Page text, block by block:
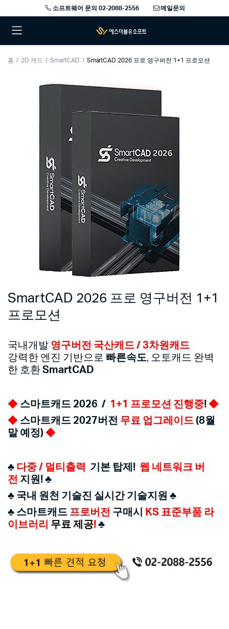
소프트웨어 문의 02-2088-2556 메일문의
홈 2D 캐드 SmartCAD SmartCAD 2026 프로 영구버전 1+1 프로모션
SmartCAD 2026 프로 영구버전 1+1
프로모션
국내개발 영구버전 국산캐드 / 3차원캐드
강력한 엔진 기반으로 빠른속도, 오토캐드 완벽
한 호환 SmartCAD
◆ 스마트캐드 2026 / 1+1 프로모션 진행중! ◆
◆ 스마트캐드 2027버전 무료 업그레이드 (8월
말 예정) ◆
♣ 다중 / 멀티출력 기본 탑제! 웹 네트워크 버
전 지원! ♣
♣ 국내 원천 기술진 실시간 기술지원 ♣
♣ 스마트캐드 프로버전 구매시
KS 표준부품 라
이브러리 무료 제공! ♣